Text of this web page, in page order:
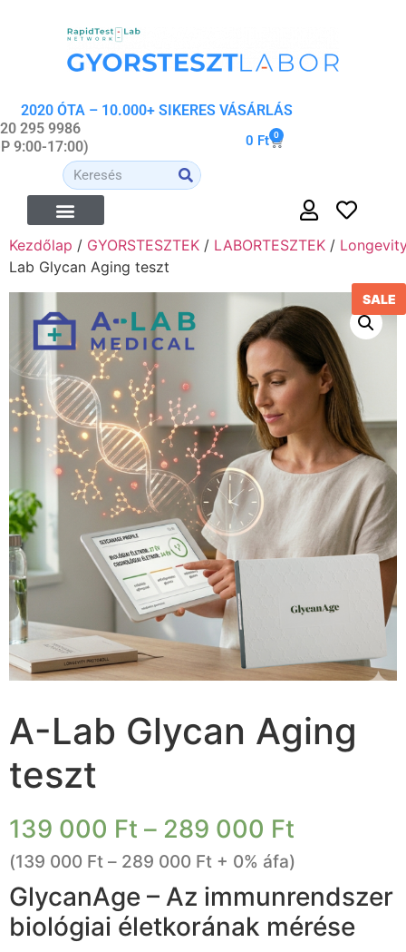
2020 ÓTA – 10.000+ SIKERES VÁSÁRLÁS
295 9986
9:00-17:00)
0 Ft 0
Kezdőlap / GYORSTESZTEK / LABORTESZTEK /
Lab Glycan Aging teszt
SALE
A-Lab Glycan Aging
teszt
139 000 Ft – 289 000 Ft
(139 000 Ft – 289 000 Ft + 0% áfa)
GlycanAge – Az immunrendszer
biológiai életkorának mérése